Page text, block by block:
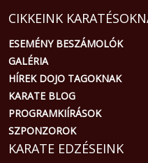
CIKKEINK
ESEMÉNY BESZÁMOLÓK
GALÉRIA
HÍREK DOJO TAGOKNAK
KARATE BLOG
PROGRAMKIÍRÁSOK
SZPONZOROK
KARATE EDZÉSEINK